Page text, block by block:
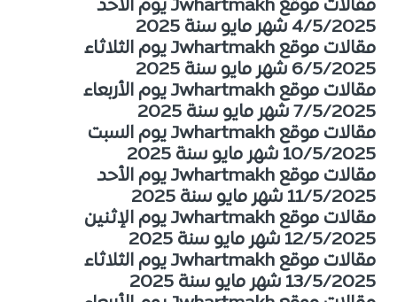
مقالات موقع Jwhartmakh يوم الأحد
4/5/2025 شهر مايو سنة 2025
مقالات موقع Jwhartmakh يوم الثلاثاء
6/5/2025 شهر مايو سنة 2025
مقالات موقع Jwhartmakh يوم الأربعاء
7/5/2025 شهر مايو سنة 2025
مقالات موقع Jwhartmakh يوم السبت
10/5/2025 شهر مايو سنة 2025
مقالات موقع Jwhartmakh يوم الأحد
11/5/2025 شهر مايو سنة 2025
مقالات موقع Jwhartmakh يوم الإثنين
12/5/2025 شهر مايو سنة 2025
مقالات موقع Jwhartmakh يوم الثلاثاء
13/5/2025 شهر مايو سنة 2025